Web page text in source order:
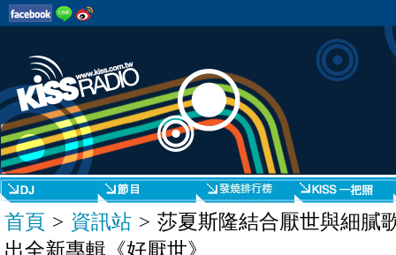
首頁 > 資訊站 > 莎夏斯隆結合厭世與細膩
出全新專輯《好厭世》